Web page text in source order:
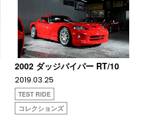
2002 ダッジバイパー RT/10
2019.03.25
TEST RIDE
コレクションズ